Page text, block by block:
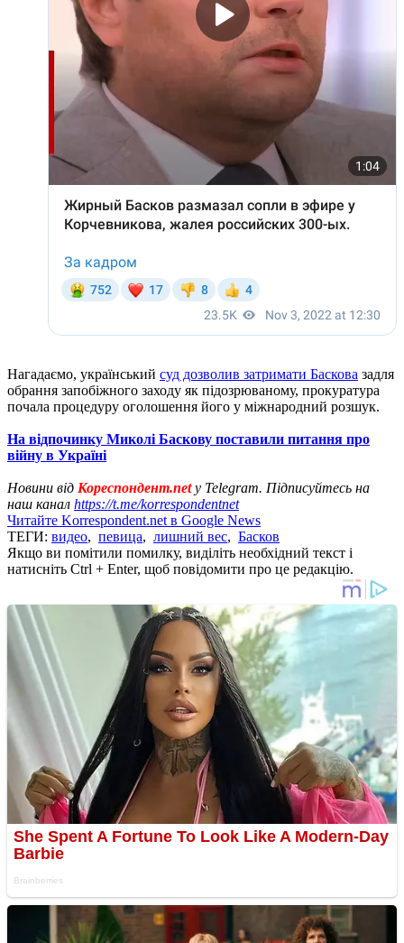
Нагадаємо, український суд дозволив затримати Баскова задля
обрання запобіжного заходу як підозрюваному, прокуратура
почала процедуру оголошення його у міжнародний розшук.
На відпочинку Миколі Баскову поставили питання про
війну в Україні
Новини від Кореспондент.netу Telegram. Підписуйтесь на
наш канал https://t.me/korrespondentnet
Читайте Korrespondent.net в Google News
ТЕГИ: видео, певица, лишний вес, Басков
Якщо ви помітили помилку, виділіть необхідний текст і
натисніть Ctrl + Enter, щоб повідомити про це редакцію.